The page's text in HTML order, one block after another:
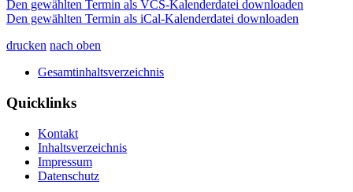
Den gewählten Termin als VCS-Kalenderdatei downloaden
Den gewählten Termin als iCal-Kalenderdatei downloaden
drucken nach oben
Gesamtinhaltsverzeichnis
Quicklinks
Kontakt
Inhaltsverzeichnis
Impressum
Datenschutz